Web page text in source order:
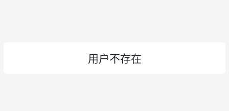
用户不存在